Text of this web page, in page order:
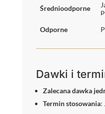
Średnioodporne
Odporne
Dawki i
Zalecana dawka
Termin stosowania: